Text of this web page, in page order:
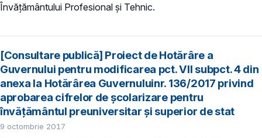
Învăţământului Profesional şi Tehnic.
[Consultare publică] Proiect de Hotărâre a
Guvernului pentru modificarea pct. VII subpct. 4 din
anexa la Hotărârea Guvernuluinr. 136/2017 privind
aprobarea cifrelor de școlarizare pentru
învățământul preuniversitar și superior de stat
9 octombrie 2017